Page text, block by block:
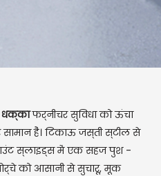
धक्काफर्नीचर सुविधा को ऊंचा
हैं। टिकाऊ जस्ती स्टील से
स्लाइड्स में एक सहज पुश -
को आसानी से सुचारू, मूक